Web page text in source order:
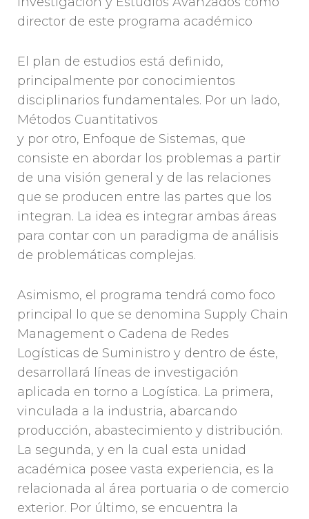
director de este programa académico
El plan de estudios está definido,
principalmente por conocimientos
disciplinarios fundamentales. Por un lado,
Métodos Cuantitativos
y por otro, Enfoque de Sistemas, que
consiste en abordar los problemas a partir
de una visión general y de las relaciones
que se producen entre las partes que los
integran. La idea es integrar ambas áreas
para contar con un paradigma de análisis
de problemáticas complejas.
Asimismo, el programa tendrá como foco
principal lo que se denomina Supply Chain
Management o Cadena de Redes
Logísticas de Suministro y dentro de éste,
desarrollará líneas de investigación
aplicada en torno a Logística. La primera,
vinculada a la industria, abarcando
producción, abastecimiento y distribución.
La segunda, y en la cual esta unidad
académica posee vasta experiencia, es la
relacionada al área portuaria o de comercio
exterior. Por último, se encuentra la